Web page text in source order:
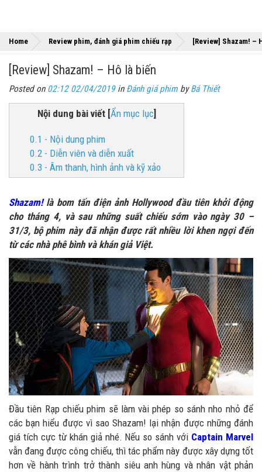
Home Review phim, đánh giá phim chiếu rạp [Review] Shazam! –
[Review] Shazam! – Hô là biến
Posted on 02:12 02/04/2019in Đánh giá phim byBá Thiết
Nội dung bài viết[Ẩn mục lục]
0.1 - Nội dung phim
0.2 - Diễn viên và diễn xuất
0.3 - Âm thanh, hình ảnh và kỹ xảo
Shazam!là bom tấn điện ảnh Hollywood đầu tiên khởi động
cho tháng 4, và sau những suất chiếu sớm vào ngày 30 –
31/3, bộ phim này đã nhận được rất nhiều lời khen ngợi đến
từ các nhà phê bình và khán giả Việt.
Đầu tiên Rạp chiếu phim sẽ làm vài phép so sánh nho nhỏ để
các bạn hiểu được vì sao Shazam! lại nhận được những đánh
giá tích cực từ khán giả nhé. Nếu so sánh với Captain Marvel
vẫn đang được công chiếu, thì tác phẩm này được xây dựng tốt
hơn về hành trình trở thành siêu anh hùng và nhân vật phản